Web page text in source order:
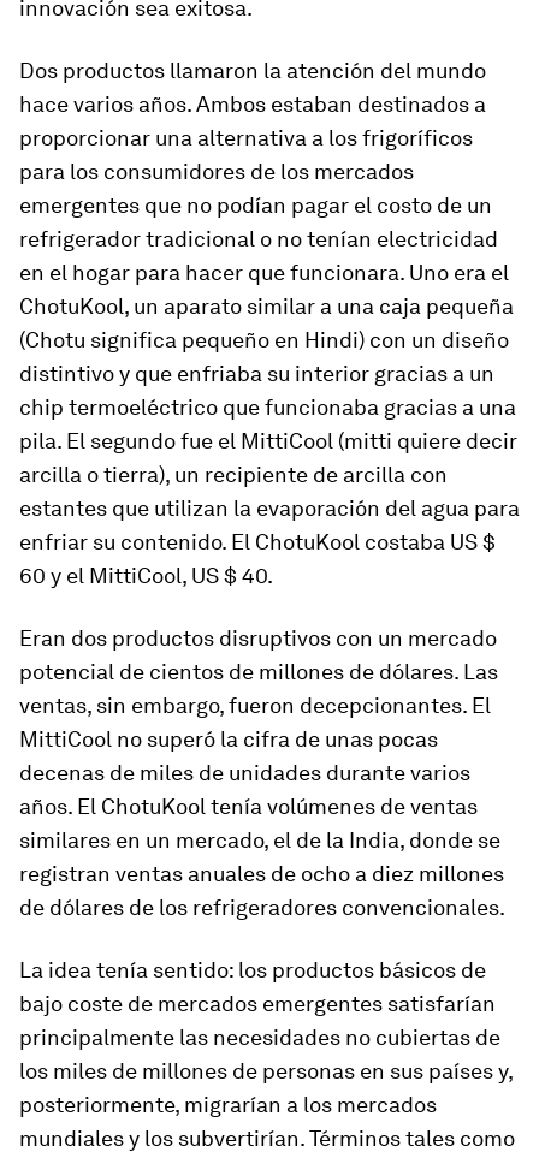
innovación sea exitosa.
Dos productos llamaron la atención del mundo
hace varios años. Ambos estaban destinados a
proporcionar una alternativa a los frigoríficos
para los consumidores de los mercados
emergentes que no podían pagar el costo de un
refrigerador tradicional o no tenían electricidad
en el hogar para hacer que funcionara. Uno era el
ChotuKool, un aparato similar a una caja pequeña
(Chotu significa pequeño en Hindi) con un diseño
distintivo y que enfriaba su interior gracias a un
chip termoeléctrico que funcionaba gracias a una
pila. El segundo fue el MittiCool (mitti quiere decir
arcilla o tierra), un recipiente de arcilla con
estantes que utilizan la evaporación del agua para
enfriar su contenido. El ChotuKool costaba US $
60 y el MittiCool, US $ 40.
Eran dos productos disruptivos con un mercado
potencial de cientos de millones de dólares. Las
ventas, sin embargo, fueron decepcionantes. El
MittiCool no superó la cifra de unas pocas
decenas de miles de unidades durante varios
años. El ChotuKool tenía volúmenes de ventas
similares en un mercado, el de la India, donde se
registran ventas anuales de ocho a diez millones
de dólares de los refrigeradores convencionales.
La idea tenía sentido: los productos básicos de
bajo coste de mercados emergentes satisfarían
principalmente las necesidades no cubiertas de
los miles de millones de personas en sus países y,
posteriormente, migrarían a los mercados
mundiales y los subvertirían. Términos tales como